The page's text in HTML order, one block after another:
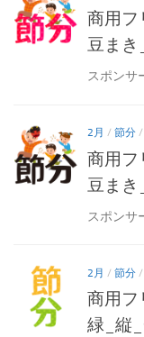
商用フ
豆まき
スポンサ
2月 / 節分 /
商用フ
豆ま
スポンサ
2月 / 節分 /
商用フ
緑_縦